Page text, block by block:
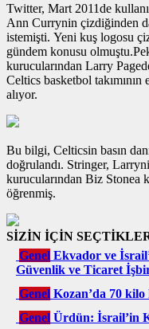
Twitter, Mart 2011de
Ann Currynin çizdiğinden
istemişti. Yeni kuş logosu
gündem konusu
kurucularından Larry
Celtics basketbol
alıyor.
Bu bilgi, Celticsin basın
doğrulandı. Stringer,
kurucularından Biz Stonea
öğrenmiş.
SİZİN İÇİN
Genel Ekvador ve
Güvenlik ve Ticaret
Genel Kozan’da 70
Genel Ürdün: İsrail’in